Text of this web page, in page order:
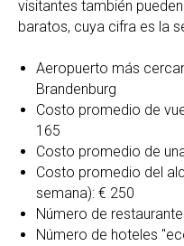
visitantes también
baratos, cuya cifra es la
Aeropuerto más
Brandenburg
Costo promedio de
165
Costo promedio de
Costo promedio del
semana): € 250
Número de
Número de hoteles